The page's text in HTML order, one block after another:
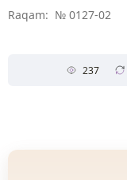
Raqam: № 0127-02
237